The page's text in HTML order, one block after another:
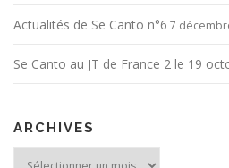
Actualités de Se Canto n°6 7
Se Canto au JT de France 2 le 19
ARCHIVES